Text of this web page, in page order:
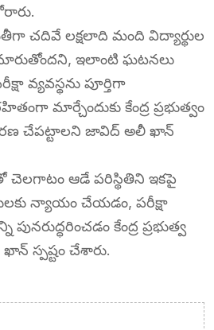
చదివే లక్షలాది మంది విద్యార్థుల
మారుతోందని, ఇలాంటి ఘటనలు
వ్యవస్థను పూర్తిగా
మార్చేందుకు కేంద్ర ప్రభుత్వం
చేపట్టాలని జావిద్ అలీ ఖాన్
చెలగాటం ఆడే పరిస్థితిని ఇకపై
న్యాయం చేయడం, పరీక్షా
కేంద్ర ప్రభుత్వ
స్పష్టం చేశారు.